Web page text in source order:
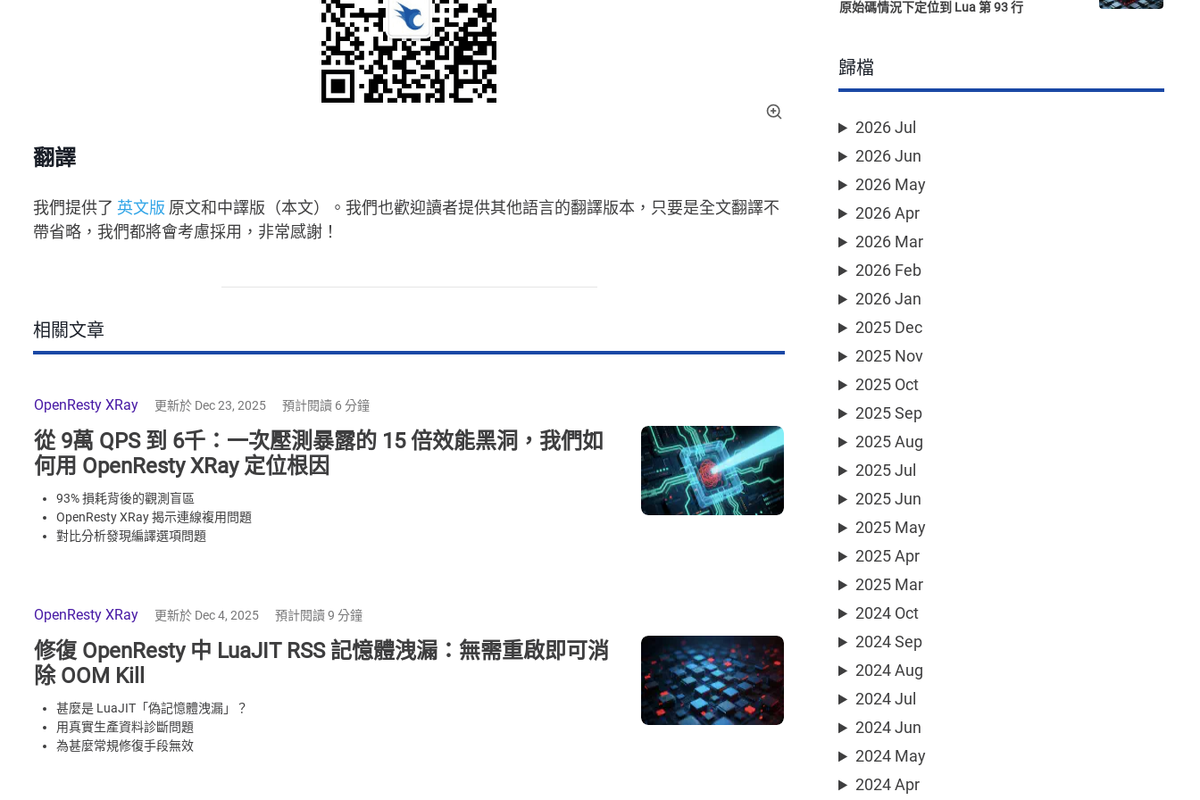
翻譯
我們提供了 英文版 原文和中譯版（本文）。我們也歡迎讀者提供其他語言的翻譯版本，只要是全文翻譯不
帶省略，我們都將會考慮採用，非常感謝！
相關文章
OpenResty XRay 更新於 Dec 23, 2025 預計閱讀 6 分鐘
從 9萬 QPS 到 6千：一次壓測暴露的 15 倍效能黑洞，我們如
何用 OpenResty XRay 定位根因
93% 損耗背後的觀測盲區
OpenResty XRay 揭示連線複用問題
對比分析發現編譯選項問題
OpenResty XRay 更新於 Dec 4, 2025 預計閱讀 9 分鐘
修復 OpenResty 中 LuaJIT RSS 記憶體洩漏：無需重啟即可消
除 OOM Kill
甚麼是 LuaJIT「偽記憶體洩漏」？
用真實生產資料診斷問題
為甚麼常規修復手段無效
原始碼情況下定位到 Lua 第 93 行
歸檔
2026 Jul
2026 Jun
2026 May
2026 Apr
2026 Mar
2026 Feb
2026 Jan
2025 Dec
2025 Nov
2025 Oct
2025 Sep
2025 Aug
2025 Jul
2025 Jun
2025 May
2025 Apr
2025 Mar
2024 Oct
2024 Sep
2024 Aug
2024 Jul
2024 Jun
2024 May
2024 Apr